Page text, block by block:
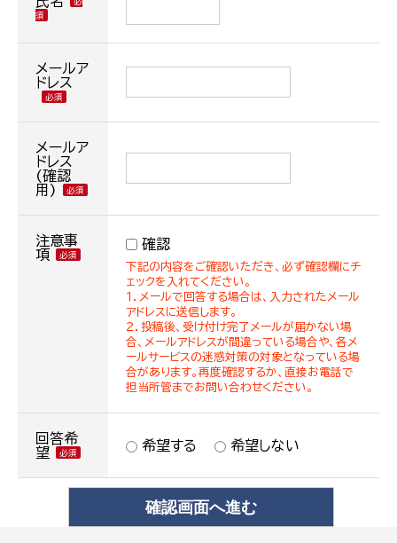
メールア
ドレス
メールア
ドレス
(確認
用)
注意事
項
確認
下記の内容をご確認いただき、必ず確認欄にチ
ェックを入れてください。
１．メールで回答する場合は、入力されたメール
アドレスに送信します。
２．投稿後、受け付け完了メールが届かない場
合、メールアドレスが間違っている場合や、各メ
ールサービスの迷惑対策の対象となっている場
合があります。再度確認するか、直接お電話で
担当所管までお問い合わせください。
回答希
望
希望する 希望しない